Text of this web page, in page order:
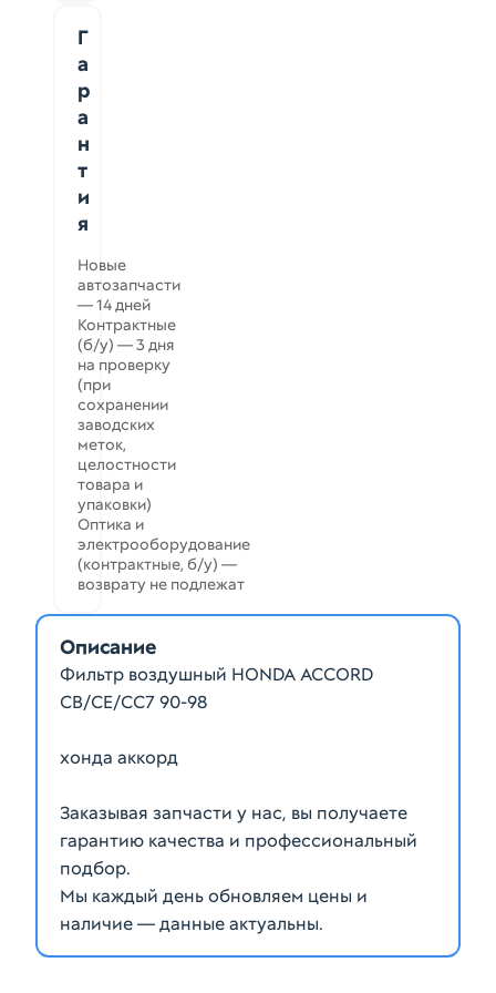
Г
а
р
а
н
т
и
я
Новые
автозапчасти
— 14 дней
Контрактные
(б/у) — 3 дня
на проверку
(при
сохранении
заводских
меток,
целостности
товара и
упаковки)
Оптика и
электрооборудование
(контрактные, б/у) —
возврату не подлежат
Описание
Фильтр воздушный HONDA ACCORD
CB/CE/CC7 90-98
хонда аккорд
Заказывая запчасти у нас, вы получаете
гарантию качества и профессиональный
подбор.
Мы каждый день обновляем цены и
наличие — данные актуальны.